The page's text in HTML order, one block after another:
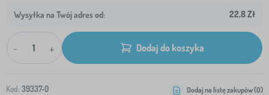
Wysyłka na Twój adres od: 22,8 Zł
- + Dodaj do koszyka
Kod: 39337-0 Dodaj na listę zakupów (0)